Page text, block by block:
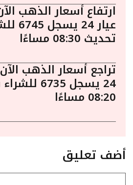
ارتفاع أسعار الذهب
عيار
تحديث 08:30 مساءًا
تراجع أسعار الذهب
24 يسجل
08:20 مساءًا
أضف تعليق